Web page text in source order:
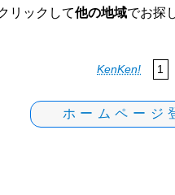
リックして他の地域でお探
KenKen! 1
ホームページ